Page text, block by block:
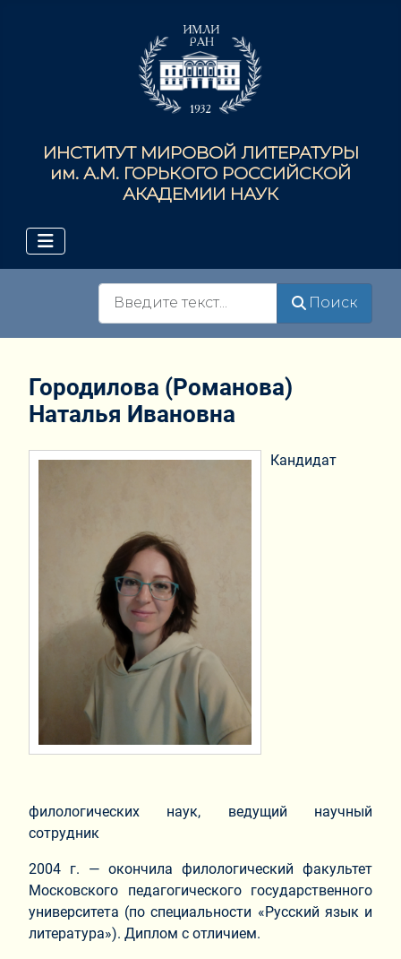
ИНСТИТУТ МИРОВОЙ ЛИТЕРАТУРЫ
им. А.М. ГОРЬКОГО РОССИЙСКОЙ
АКАДЕМИИ НАУК
Поиск
Городилова (Романова)
Наталья Ивановна
Кандидат
филологических наук, ведущий научный
сотрудник
2004 г. — окончила филологический факультет
Московского педагогического государственного
университета (по специальности «Русский язык и
литература»). Диплом с отличием.